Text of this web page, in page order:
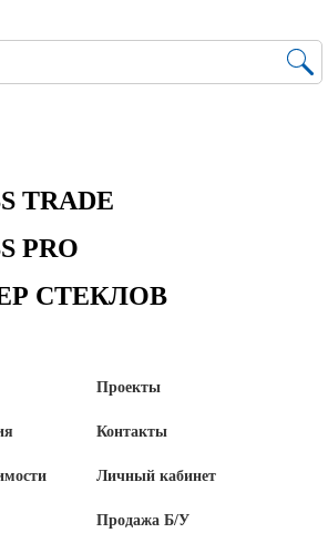
TRADE
PRO
СТЕКЛОВ
Проекты
Контакты
Личный кабинет
Продажа Б/У